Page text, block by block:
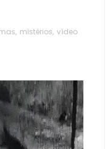
, mistérios, vídeo